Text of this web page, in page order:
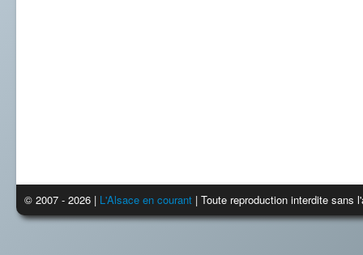
© 2007 - 2026 | L'Alsace en courant | Toute reproduction interdite sans